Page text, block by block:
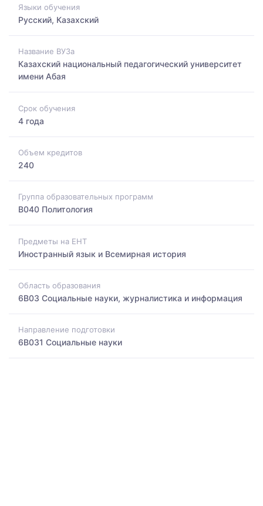
Языки обучения
Русский, Казахский
Название ВУЗа
Казахский национальный педагогический университет
имени Абая
Срок обучения
4 года
Объем кредитов
240
Группа образовательных программ
B040 Политология
Предметы на ЕНТ
Иностранный язык и Всемирная история
Область образования
6B03 Социальные науки, журналистика и информация
Направление подготовки
6B031 Социальные науки